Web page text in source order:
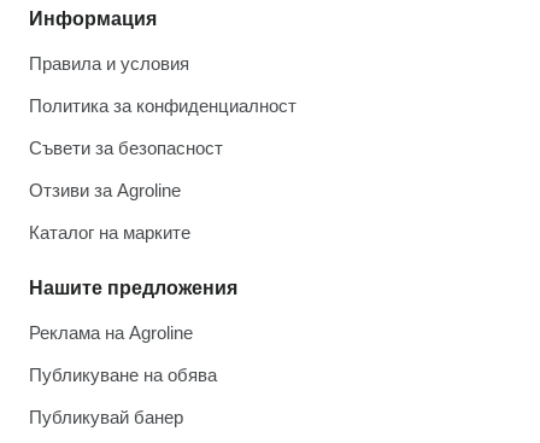
Информация
Правила и условия
Политика за конфиденциалност
Съвети за безопасност
Отзиви за Agroline
Каталог на марките
Нашите предложения
Реклама на Agroline
Публикуване на обява
Публикувай банер